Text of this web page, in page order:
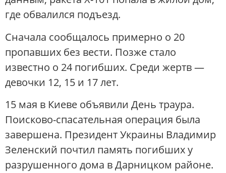
где обвалился подъезд.
Сначала сообщалось примерно о 20
пропавших без вести. Позже стало
известно о 24 погибших. Среди жертв —
девочки 12, 15 и 17 лет.
15 мая в Киеве объявили День траура.
Поисково-спасательная операция была
завершена. Президент Украины Владимир
Зеленский почтил память погибших у
разрушенного дома в Дарницком районе.